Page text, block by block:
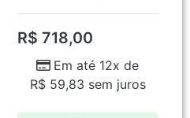
R$ 718,00
Em até 12x de
R$59,83 sem juros